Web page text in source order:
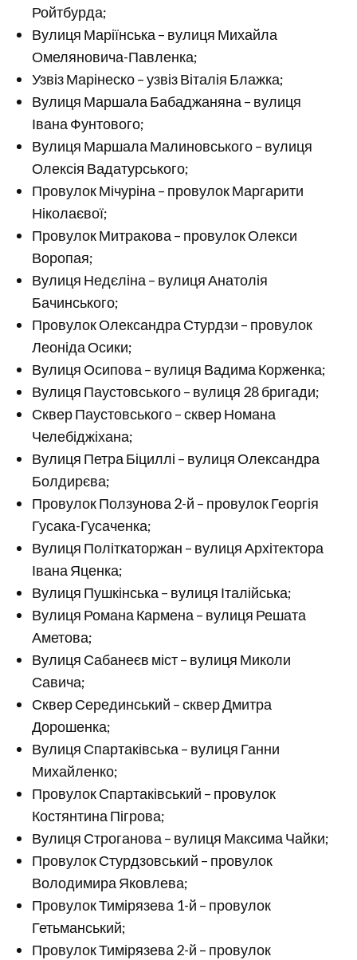
Ройтбурда;
Вулиця Маріїнська – вулиця Михайла
Омеляновича-Павленка;
Узвіз Марінеско – узвіз Віталія Блажка;
Вулиця Маршала Бабаджаняна – вулиця
Івана Фунтового;
Вулиця Маршала Малиновського – вулиця
Олексія Вадатурського;
Провулок Мічуріна – провулок Маргарити
Ніколаєвої;
Провулок Митракова – провулок Олекси
Воропая;
Вулиця Недєліна – вулиця Анатолія
Бачинського;
Провулок Олександра Стурдзи – провулок
Леоніда Осики;
Вулиця Осипова – вулиця Вадима Корженка;
Вулиця Паустовського – вулиця 28 бригади;
Сквер Паустовського – сквер Номана
Челебіджіхана;
Вулиця Петра Біциллі – вулиця Олександра
Болдирєва;
Провулок Ползунова 2-й – провулок Георгія
Гусака-Гусаченка;
Вулиця Політкаторжан – вулиця Архітектора
Івана Яценка;
Вулиця Пушкінська – вулиця Італійська;
Вулиця Романа Кармена – вулиця Решата
Аметова;
Вулиця Сабанеєв міст – вулиця Миколи
Савича;
Сквер Серединський – сквер Дмитра
Дорошенка;
Вулиця Спартаківська – вулиця Ганни
Михайленко;
Провулок Спартаківський – провулок
Костянтина Пігрова;
Вулиця Строганова – вулиця Максима Чайки;
Провулок Стурдзовський – провулок
Володимира Яковлева;
Провулок Тимірязева 1-й – провулок
Гетьманський;
Провулок Тимірязева 2-й – провулок